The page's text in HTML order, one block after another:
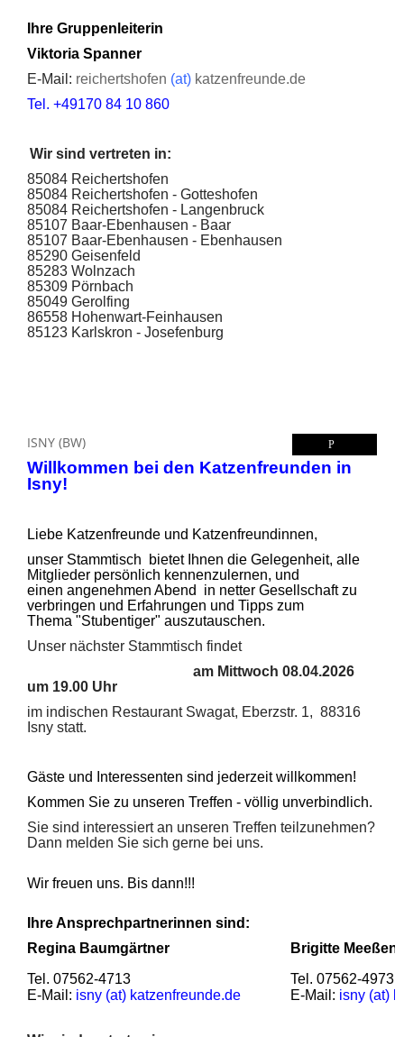
Ihre Gruppenleiterin
Viktoria Spanner
E-Mail: reichertshofen (at) katzenfreunde.de
Tel. +49170 84 10 860
Wir sind vertreten in:
85084 Reichertshofen
85084 Reichertshofen - Gotteshofen
85084 Reichertshofen - Langenbruck
85107 Baar-Ebenhausen - Baar
85107 Baar-Ebenhausen - Ebenhausen
85290 Geisenfeld
85283 Wolnzach
85309 Pörnbach
85049 Gerolfing
86558 Hohenwart-Feinhausen
85123 Karlskron - Josefenburg
ISNY (BW)
Willkommen bei den Katzenfreunden in
Isny!
Liebe Katzenfreunde und Katzenfreundinnen,
unser Stammtisch bietet Ihnen die Gelegenheit, alle
Mitglieder persönlich kennenzulernen, und
einen angenehmen Abend in netter Gesellschaft zu
verbringen und Erfahrungen und Tipps zum
Thema "Stubentiger" auszutauschen.
Unser nächster Stammtisch findet
am Mittwoch 08.04.2026
um 19.00 Uhr
im indischen Restaurant Swagat, Eberzstr. 1, 88316
Isny statt.
Gäste und Interessenten sind jederzeit willkommen!
Kommen Sie zu unseren Treffen - völlig unverbindlich.
Sie sind interessiert an unseren Treffen teilzunehmen?
Dann melden Sie sich gerne bei uns.
Wir freuen uns. Bis dann!!!
Ihre Ansprechpartnerinnen sind:
Regina Baumgärtner
Brigitte Meeßen
Tel. 07562-4713
Tel. 07562-4973
E-Mail: isny (at) katzenfreunde.de E-Mail: isny (at)